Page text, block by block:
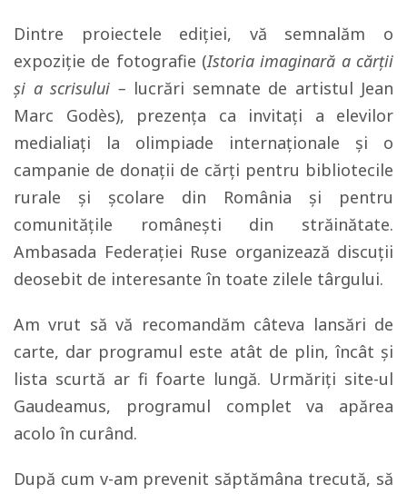
Dintre proiectele ediției, vă semnalăm o
expoziție de fotografie (Istoria imaginară a cărţii
şi a scrisului – lucrări semnate de artistul Jean
Marc Godès), prezența ca invitați a elevilor
medialiați la olimpiade internaționale și o
campanie de donații de cărți pentru bibliotecile
rurale şi şcolare din România şi pentru
comunităţile româneşti din străinătate.
Ambasada Federației Ruse organizează discuții
deosebit de interesante în toate zilele târgului.
Am vrut să vă recomandăm câteva lansări de
carte, dar programul este atât de plin, încât și
lista scurtă ar fi foarte lungă. Urmăriți site-ul
Gaudeamus, programul complet va apărea
acolo în curând.
După cum v-am prevenit săptămâna trecută, să